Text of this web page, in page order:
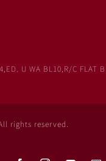
U WA BL10,R/C FLAT B
rights reserved.